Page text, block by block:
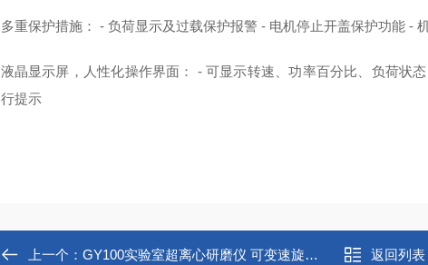
多重保护措施： - 负荷显示及过载保护报警 - 电机停止开盖保护功能 -
液晶显示屏，人性化操作界面： - 可显示转速、功率百分比、负荷状
行提示
上一个： GY100实验室超离心研磨仪 可变速旋转粉碎机 返回列表